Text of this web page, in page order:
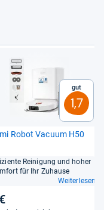
Gut
1,7
Robot Vacuum H50
Rei­ni­gung und hoher
für Ihr Zuhause
Weiterlesen
€